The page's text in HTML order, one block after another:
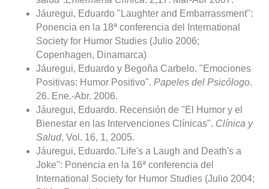
Jáuregui, Eduardo "Laughter and Embarrassment":
Ponencia en la 18ª conferencia del International
Society for Humor Studies (Julio 2006;
Copenhagen, Dinamarca)
Jáuregui, Eduardo y Begoña Carbelo. "Emociones
Positivas: Humor Positivo". Papeles del Psicólogo.
26. Ene.-Abr. 2006.
Jáuregui, Eduardo. Recensión de "El Humor y el
Bienestar en las Intervenciones Clínicas". Clínica y
Salud, Vol. 16, 1, 2005.
Jáuregui, Eduardo."Life's a Laugh and Death's a
Joke": Ponencia en la 16ª conferencia del
International Society for Humor Studies (Julio 2004;